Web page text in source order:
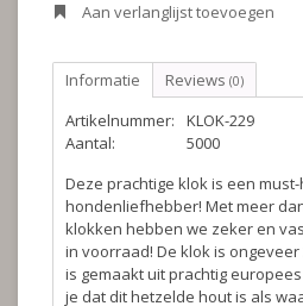
Aan verlanglijst toevoegen
Informatie Reviews (0)
Artikelnummer:
KLOK-229
Aantal:
5000
Deze prachtige klok is een
hondenliefhebber! Met meer
klokken hebben we zeker en
in voorraad! De klok is
is gemaakt uit prachtig
je dat dit hetzelde hout is als